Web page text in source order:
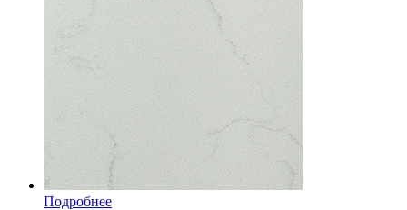
Подробнее